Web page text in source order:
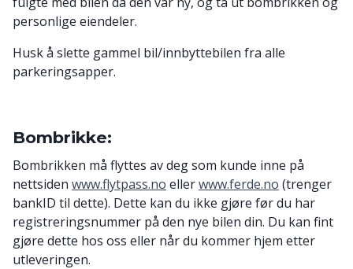
personlige eiendeler.
Husk å slette gammel bil/innbyttebilen fra alle
parkeringsapper.
Bombrikke:
Bombrikken må flyttes av deg som kunde inne på
nettsiden www.flytpass.no ellerwww.ferde.no (trenger
bankID til dette). Dette kan du ikke gjøre før du har
registreringsnummer på den nye bilen din. Du kan fint
gjøre dette hos oss eller når du kommer hjem etter
utleveringen.